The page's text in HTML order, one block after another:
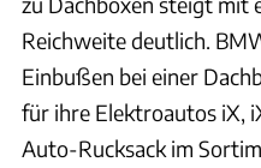
Reichweite deutlich.
Einbußen bei einer
für ihre Elektroautos iX,
Auto-Rucksack im